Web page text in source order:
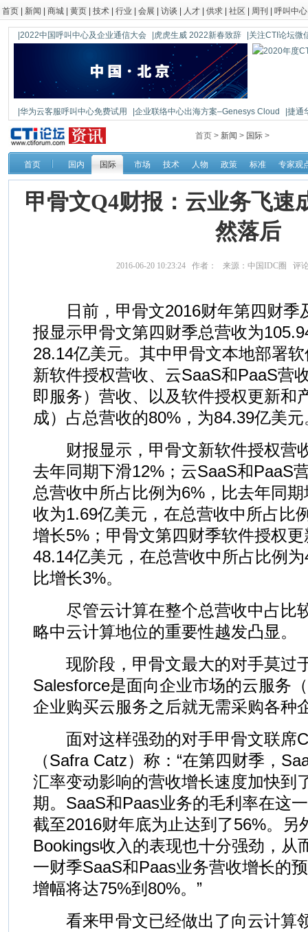
首页 新闻 商城 黄页 技术 行业 会展 访谈 人才 供求 社区 周刊 呼叫中心
|2022中国呼叫中心及企业通信大会 |虎虎生威 2022新春致辞 |关注CTI论坛微
|华为云客服呼叫中心免费试用 |企业联络中心出海方案–Genesys Cloud
|捷通
|鼎信通达新一代语音网关DAG1000-4S
首页 > 新闻 > 国际 >
首页 国内 国际 市场 技术 人物 政策 标准 专家观
甲骨文Q4财报：云业务飞速
然落后
2016-06-20 10:23:24 作者： 来源：中国IDC圈 评
日前，甲骨文2016财年第四财季
报显示甲骨文第四财季总营收为
28.14亿美元。其中甲骨文本地部署
新软件授权营收、云SaaS和PaaS营
即服务）营收、以及软件授权更新和
成）占总营收的80%，为84.39亿美元
财报显示，甲骨文新软件授权营
去年同期下滑12%；云SaaS和PaaS
总营收中所占比例为6%，比去年同
收为1.69亿美元，在总营收中所占比
增长5%；甲骨文第四财季软件授权
48.14亿美元，在总营收中所占比例
比增长3%。
尽管云计算在整个总营收中占比
略中云计算地位的重要性越发凸显。
现阶段，甲骨文最大的对手莫过
Salesforce是面向企业市场的云服务
企业购买云服务之后就无需采购各种
面对这样强劲的对手甲骨文联席
（Safra Catz）称：“在第四财季，
汇率变动影响的营收增长速度加快到
期。SaaS和Paas业务的毛利率在这
截至2016财年底为止达到了56%。另
Bookings收入的表现也十分强劲，从
一财季SaaS和Paas业务营收增长的
增幅将达75%到80%。”
看来甲骨文已经做出了向云计算